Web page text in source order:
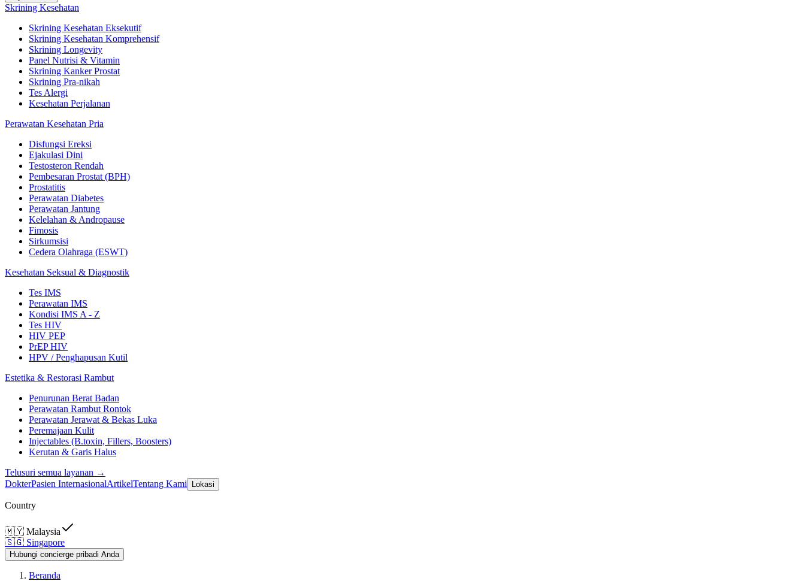
Skrining Kesehatan
Skrining Kesehatan Eksekutif
Skrining Kesehatan Komprehensif
Skrining Longevity
Panel Nutrisi & Vitamin
Skrining Kanker Prostat
Skrining Pra-nikah
Tes Alergi
Kesehatan Perjalanan
Perawatan Kesehatan Pria
Disfungsi Ereksi
Ejakulasi Dini
Testosteron Rendah
Pembesaran Prostat (BPH)
Prostatitis
Perawatan Diabetes
Perawatan Jantung
Kelelahan & Andropause
Fimosis
Sirkumsisi
Cedera Olahraga (ESWT)
Kesehatan Seksual & Diagnostik
Tes IMS
Perawatan IMS
Kondisi IMS A - Z
Tes HIV
HIV PEP
PrEP HIV
HPV / Penghapusan Kutil
Estetika & Restorasi Rambut
Penurunan Berat Badan
Perawatan Rambut Rontok
Perawatan Jerawat & Bekas Luka
Peremajaan Kulit
Injectables (B.toxin, Fillers, Boosters)
Kerutan & Garis Halus
Telusuri semua layanan →
DokterPasien InternasionalArtikelTentang Kami Lokasi
Country
🇲🇾 Malaysia
🇸🇬 Singapore
Hubungi concierge pribadi Anda
Beranda